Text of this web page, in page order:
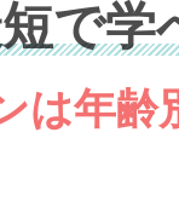
で学
は年齢